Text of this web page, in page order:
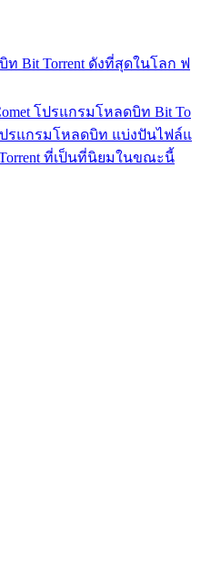
ท Bit Torrent ดังที่สุดในโลก ฟ
โปรแกรมโหลดบิท Bit To
รแกรมโหลดบิท แบ่งปันไฟล์แ
ที่เป็นที่นิยมในขณะนี้